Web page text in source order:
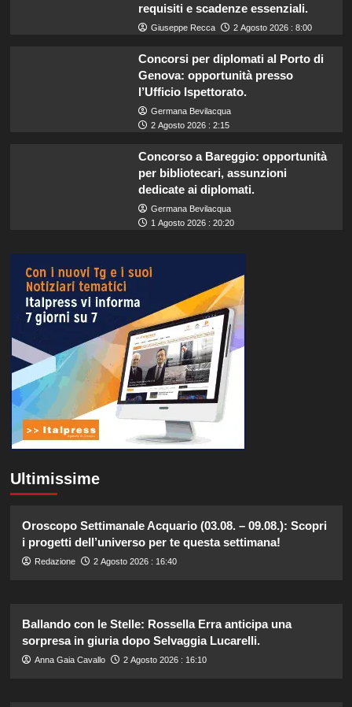
requisiti e scadenze essenziali.
Giuseppe Recca 2 Agosto 2026 : 8:00
Concorsi per diplomati al Porto di
Genova: opportunità presso
l’Ufficio Ispettorato.
Germana Bevilacqua
2 Agosto 2026 : 2:15
Concorso a Bareggio: opportunità
per bibliotecari, assunzioni
dedicate ai diplomati.
Germana Bevilacqua
1 Agosto 2026 : 20:20
Ultimissime
Oroscopo Settimanale Acquario (03.08. – 09.08.): Scopri
i progetti dell’universo per te questa settimana!
Redazione 2 Agosto 2026 : 16:40
Ballando con le Stelle: Rossella Erra anticipa una
sorpresa in giuria dopo Selvaggia Lucarelli.
Anna Gaia Cavallo 2 Agosto 2026 : 16:10